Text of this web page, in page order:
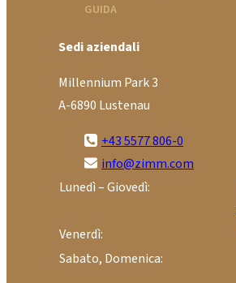
GUIDA
Sedi aziendali
Millennium Park 3
A-6890 Lustenau
+43 5577 806-0
info@zimm.com
Lunedì – Giovedì:
Venerdì:
Sabato, Domenica: